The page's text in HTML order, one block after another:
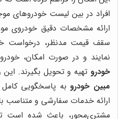
افراد در بین لیست خودروهای
ارائه مشخصات دقیق خودروی
سقف قیمت مدنظر، درخواست
نمایند و در صورت امکان،
خودرو تهیه و تحویل بگیرند. این
مبین خودرو به پاسخگویی
ارائه خدمات سفارشی و متناسب
مشتری‌محور، باعث شده است